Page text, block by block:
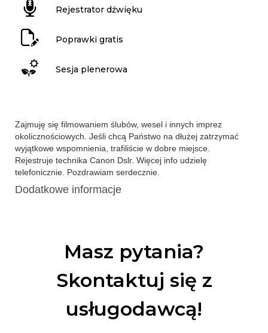
Rejestrator dźwięku
Poprawki gratis
Sesja plenerowa
Zajmuję się filmowaniem ślubów, wesel i innych imprez
okolicznościowych. Jeśli chcą Państwo na dłużej zatrzymać
wyjątkowe wspomnienia, trafiliście w dobre miejsce.
Rejestruje technika Canon Dslr. Więcej info udzielę
telefonicznie. Pozdrawiam serdecznie.
Dodatkowe informacje
Masz pytania?
Skontaktuj się z
usługodawcą!